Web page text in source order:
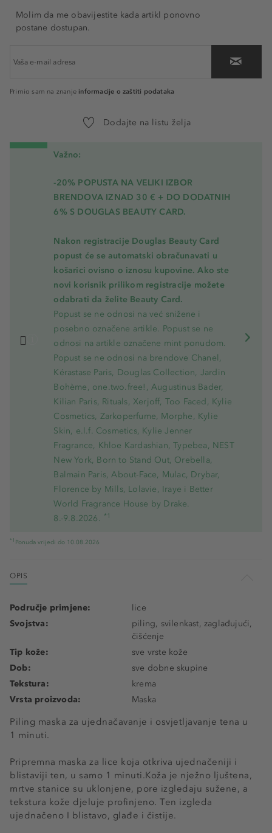
Molim da me obavijestite kada artikl ponovno
postane dostupan.
Primio sam na znanje informacije o zaštiti podataka
Dodajte na listu želja
Važno:
-20% POPUSTA NA VELIKI IZBOR
BRENDOVA IZNAD 30 € + DO DODATNIH
6% S DOUGLAS BEAUTY CARD.
Nakon registracije Douglas Beauty Card
popust će se automatski obračunavati u
košarici ovisno o iznosu kupovine. Ako ste
novi korisnik prilikom registracije možete
odabrati da želite Beauty Card.
Popust se ne odnosi na već snižene i
posebno označene artikle. Popust se ne
odnosi na artikle označene mint ponudom.
Popust se ne odnosi na brendove Chanel,
Kérastase Paris, Douglas Collection, Jardin
Bohème, one.two.free!, Augustinus Bader,
Kilian Paris, Rituals, Xerjoff, Too Faced, Kylie
Cosmetics, Zarkoperfume, Morphe, Kylie
Skin, e.l.f. Cosmetics, Kylie Jenner
Fragrance, Khloe Kardashian, Typebea, NEST
New York, Born to Stand Out, Orebella,
Balmain Paris, About-Face, Mulac, Drybar,
Florence by Mills, Lolavie, Iraye i Better
World Fragrance House by Drake.
8.-9.8.2026. *1
*1 Ponuda vrijedi do 10.08.2026
OPIS
Piling maska ​​za ujednačavanje i osvjetljavanje tena u
1 minuti.
Pripremna maska ​​za lice koja otkriva ujednačeniji i
blistaviji ten, u samo 1 minuti.Koža je nježno ljuštena,
mrtve stanice su uklonjene, pore izgledaju sužene, a
tekstura kože djeluje profinjeno. Ten izgleda
ujednačeno I blistavo, glađe i čistije.
Područje primjene:
lice
Svojstva:
piling, svilenkast, zaglađujući,
čišćenje
Tip kože:
sve vrste kože
Dob:
sve dobne skupine
Tekstura:
krema
Vrsta proizvoda:
Maska